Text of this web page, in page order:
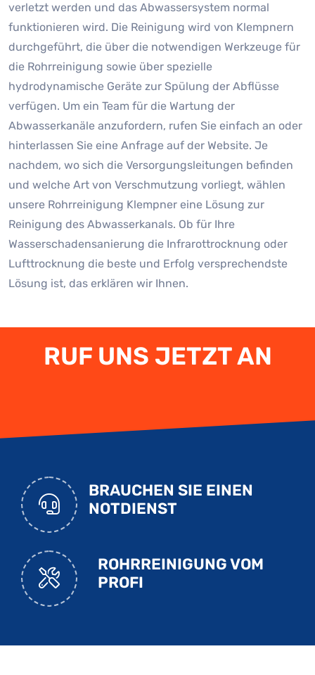
verletzt werden und das Abwassersystem normal
funktionieren wird. Die Reinigung wird von Klempnern
durchgeführt, die über die notwendigen Werkzeuge für
die Rohrreinigung sowie über spezielle
hydrodynamische Geräte zur Spülung der Abflüsse
verfügen. Um ein Team für die Wartung der
Abwasserkanäle anzufordern, rufen Sie einfach an oder
hinterlassen Sie eine Anfrage auf der Website. Je
nachdem, wo sich die Versorgungsleitungen befinden
und welche Art von Verschmutzung vorliegt, wählen
unsere Rohrreinigung Klempner eine Lösung zur
Reinigung des Abwasserkanals. Ob für Ihre
Wasserschadensanierung die Infrarottrocknung oder
Lufttrocknung die beste und Erfolg versprechendste
Lösung ist, das erklären wir Ihnen.
RUF UNS JETZT AN
BRAUCHEN SIE EINEN
NOTDIENST
ROHRREINIGUNG VOM
PROFI